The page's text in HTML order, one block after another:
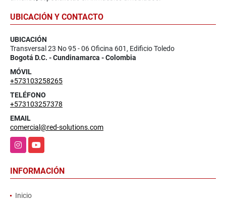
UBICACIÓN Y CONTACTO
UBICACIÓN
Transversal 23 No 95 - 06 Oficina 601, Edificio Toledo
Bogotá D.C. - Cundinamarca - Colombia
MÓVIL
+573103258265
TELÉFONO
+573103257378
EMAIL
comercial@red-solutions.com
InstagramYouTube
INFORMACIÓN
Inicio